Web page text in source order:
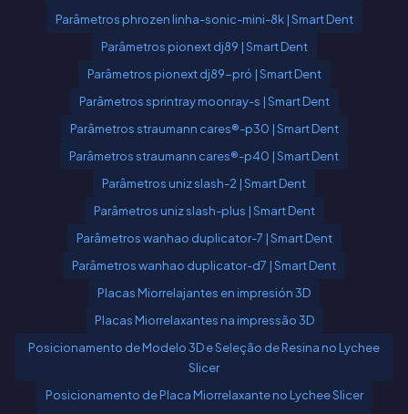
Parâmetros phrozen linha-sonic-mini-8k | Smart Dent
Parâmetros pionext dj89 | Smart Dent
Parâmetros pionext dj89-pró | Smart Dent
Parâmetros sprintray moonray-s | Smart Dent
Parâmetros straumann cares®-p30 | Smart Dent
Parâmetros straumann cares®-p40 | Smart Dent
Parâmetros uniz slash-2 | Smart Dent
Parâmetros uniz slash-plus | Smart Dent
Parâmetros wanhao duplicator-7 | Smart Dent
Parâmetros wanhao duplicator-d7 | Smart Dent
Placas Miorrelajantes en impresión 3D
Placas Miorrelaxantes na impressão 3D
Posicionamento de Modelo 3D e Seleção de Resina no Lychee
Slicer
Posicionamento de Placa Miorrelaxante no Lychee Slicer